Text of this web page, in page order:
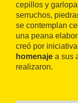
cepillos y
serruchos,
se contemplan
una peana
creó por
homenaje a sus
realizaron.